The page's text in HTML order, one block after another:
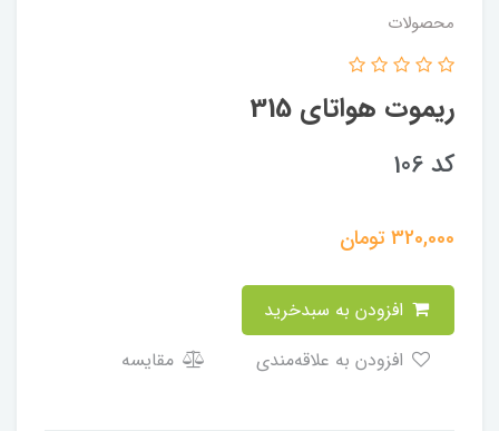
محصولات
ریموت هواتای 315
کد 106
320,000تومان
مقایسه